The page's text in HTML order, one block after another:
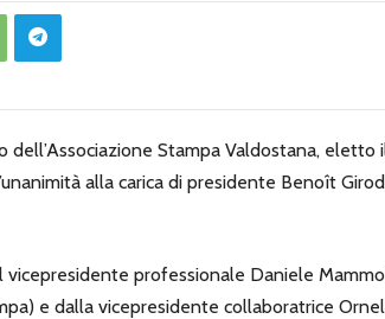
dell’Associazione Stampa Valdostana, eletto
alla carica di presidente Benoît
vicepresidente professionale Daniele
e dalla vicepresidente collaboratrice